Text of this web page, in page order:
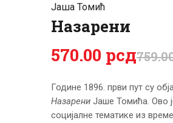
Јаша Томић
Назарени
759.
570.00 рсд
Године 1896. први пут су
Назарени Јаше Томића. Ово
социјалне тематике из